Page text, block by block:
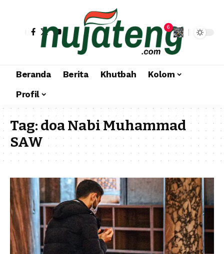
6
Beranda Berita Khutbah
Kolom
Profil
Tag:doa Nabi Muhammad
SAW